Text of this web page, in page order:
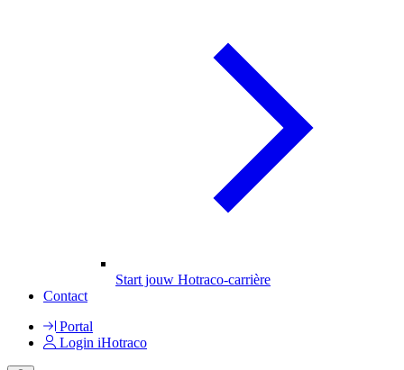
Start jouw Hotraco-carrière
Contact
Portal
Login iHotraco